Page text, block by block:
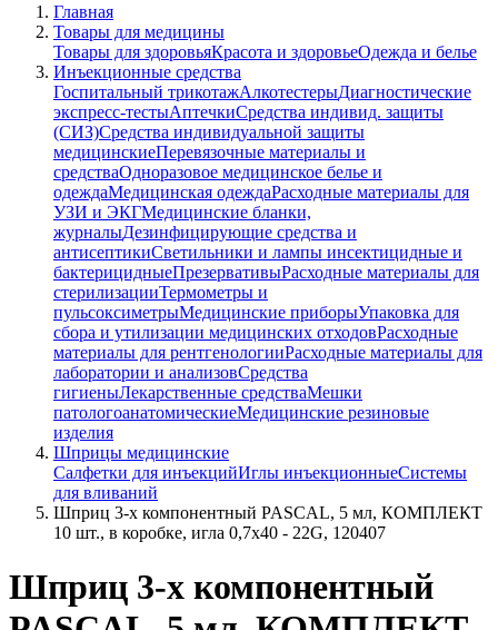
Главная
Товары для медицины
Товары для здоровьяКрасота и здоровьеОдежда и белье
Инъекционные средства
Госпитальный трикотажАлкотестерыДиагностические
экспресс-тестыАптечкиСредства индивид. защиты
(СИЗ)Средства индивидуальной защиты
медицинскиеПеревязочные материалы и
средстваОдноразовое медицинское белье и
одеждаМедицинская одеждаРасходные материалы для
УЗИ и ЭКГМедицинские бланки,
журналыДезинфицирующие средства и
антисептикиСветильники и лампы инсектицидные и
бактерицидныеПрезервативыРасходные материалы для
стерилизацииТермометры и
пульсоксиметрыМедицинские приборыУпаковка для
сбора и утилизации медицинских отходовРасходные
материалы для рентгенологииРасходные материалы для
лаборатории и анализовСредства
гигиеныЛекарственные средстваМешки
патологоанатомическиеМедицинские резиновые
изделия
Шприцы медицинские
Салфетки для инъекцийИглы инъекционныеСистемы
для вливаний
Шприц 3-х компонентный PASCAL, 5 мл, КОМПЛЕКТ
10 шт., в коробке, игла 0,7х40 - 22G, 120407
Шприц 3-х компонентный